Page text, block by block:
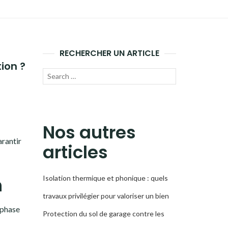
?
RECHERCHER UN ARTICLE
Recherche
Nos autres
articles
Isolation thermique et phonique : quels
travaux privilégier pour valoriser un bien
Protection du sol de garage contre les